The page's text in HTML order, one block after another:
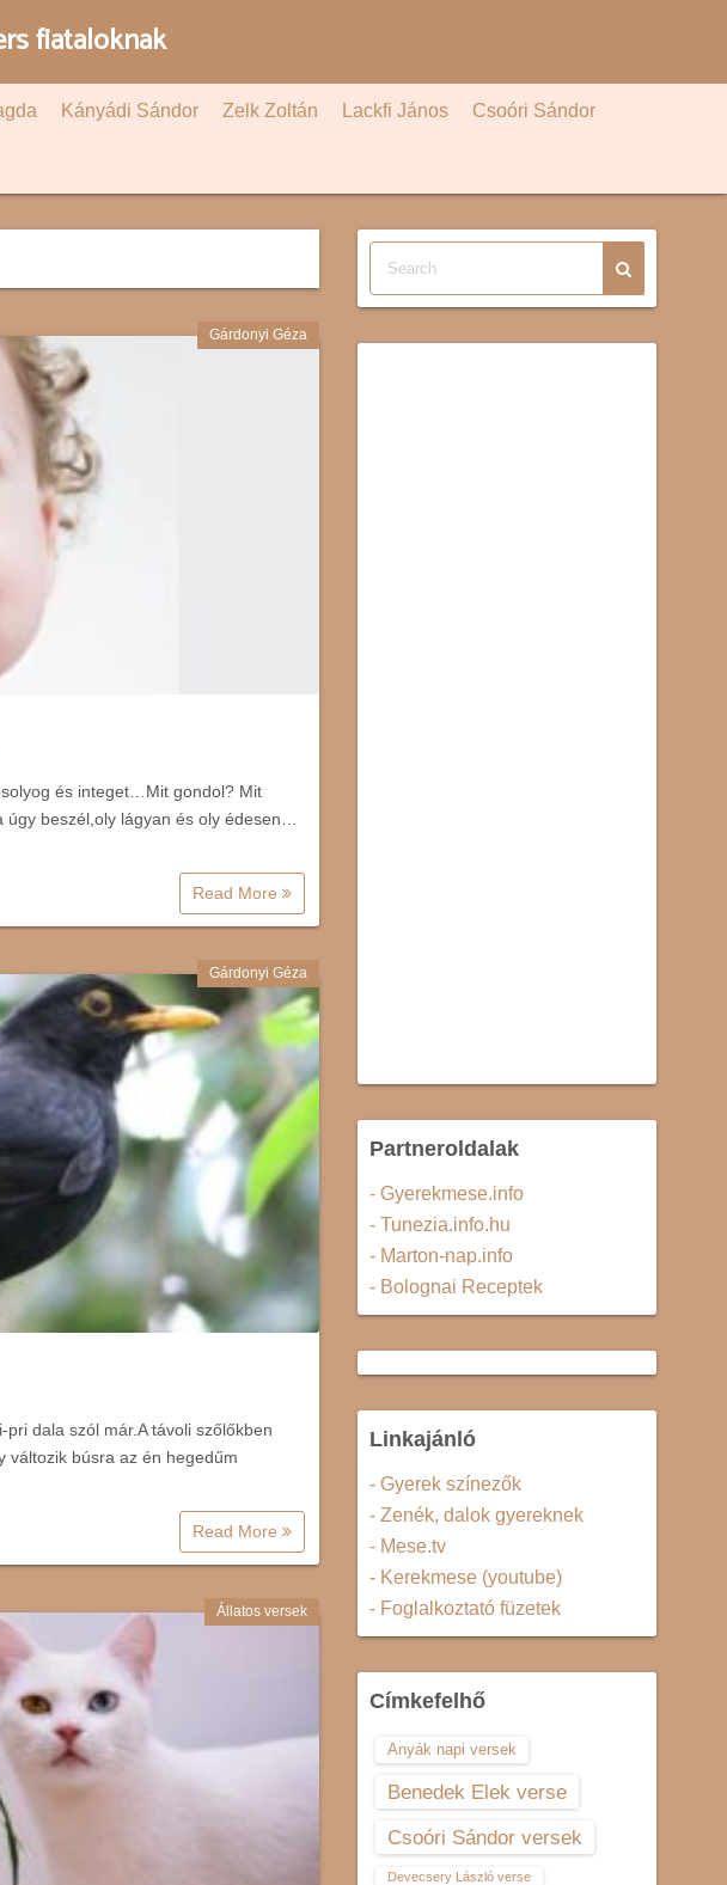
fiataloknak
Kányádi Sándor Zelk Zoltán Lackfi János Csoóri Sándor
Gárdonyi Géza
és integet…Mit gondol? Mit
beszél,oly lágyan és oly édesen…
Read More
Gárdonyi Géza
dala szól már.A távoli szőlőkben
változik búsra az én hegedűm
Read More
Állatos versek
Partneroldalak
- Gyerekmese.info
- Tunezia.info.hu
- Marton-nap.info
- Bolognai Receptek
Linkajánló
- Gyerek színezők
- Zenék, dalok gyereknek
- Mese.tv
- Kerekmese (youtube)
- Foglalkoztató füzetek
Címkefelhő
Anyák napi versek
Benedek Elek verse
Csoóri Sándor versek
Devecsery László verse